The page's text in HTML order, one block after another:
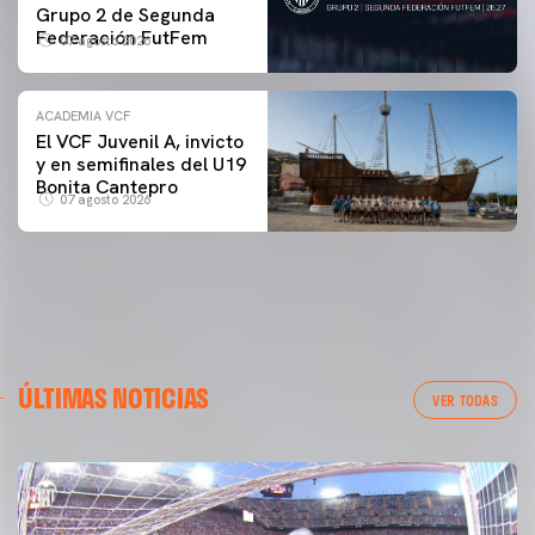
Grupo 2 de Segunda
Federación FutFem
07 agosto 2026
ACADEMIA VCF
El VCF Juvenil A, invicto
y en semifinales del U19
Bonita Cantepro
07 agosto 2026
ÚLTIMAS NOTICIAS VER TODAS